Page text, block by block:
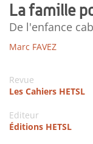
La famille
De l'enfance
Marc FAVEZ
Revue
Les Cahiers HETSL
Editeur
Éditions HETSL